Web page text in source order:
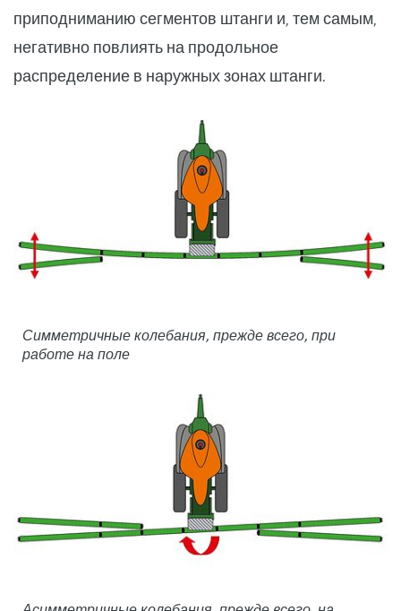
приподниманию сегментов штанги и, тем самым,
негативно повлиять на продольное
распределение в наружных зонах штанги.
Симметричные колебания, прежде всего, при
работе на поле